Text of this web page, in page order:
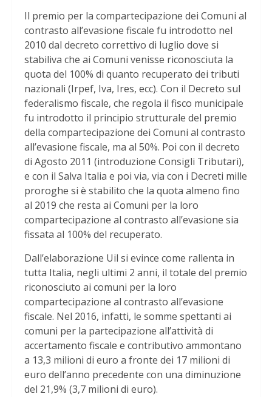
Il premio per la compartecipazione dei Comuni al
contrasto all’evasione fiscale fu introdotto nel
2010 dal decreto correttivo di luglio dove si
stabiliva che ai Comuni venisse riconosciuta la
quota del 100% di quanto recuperato dei tributi
nazionali (Irpef, Iva, Ires, ecc). Con il Decreto sul
federalismo fiscale, che regola il fisco municipale
fu introdotto il principio strutturale del premio
della compartecipazione dei Comuni al contrasto
all’evasione fiscale, ma al 50%. Poi con il decreto
di Agosto 2011 (introduzione Consigli Tributari),
e con il Salva Italia e poi via, via con i Decreti mille
proroghe si è stabilito che la quota almeno fino
al 2019 che resta ai Comuni per la loro
compartecipazione al contrasto all’evasione sia
fissata al 100% del recuperato.
Dall’elaborazione Uil si evince come rallenta in
tutta Italia, negli ultimi 2 anni, il totale del premio
riconosciuto ai comuni per la loro
compartecipazione al contrasto all’evasione
fiscale. Nel 2016, infatti, le somme spettanti ai
comuni per la partecipazione all’attività di
accertamento fiscale e contributivo ammontano
a 13,3 milioni di euro a fronte dei 17 milioni di
euro dell’anno precedente con una diminuzione
del 21,9% (3,7 milioni di euro).